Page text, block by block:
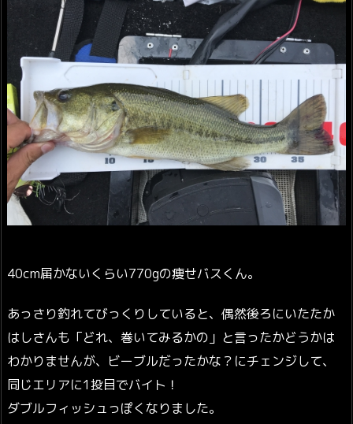
40cm届かないくらい770gの痩せバスくん。
あっさり釣れてびっくりしていると、偶然後ろにいたたか
はしさんも「どれ、巻いてみるかの」と言ったかどうかは
わかりませんが、ビーブルだったかな？にチェンジして、
同じエリアに1投目でバイト！
ダブルフィッシュっぽくなりました。